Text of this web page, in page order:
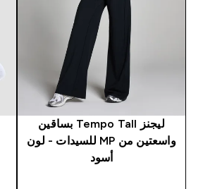
ليجنز Tempo Tall بساقين
واسعتين من MP للسيدات - لون
أسود